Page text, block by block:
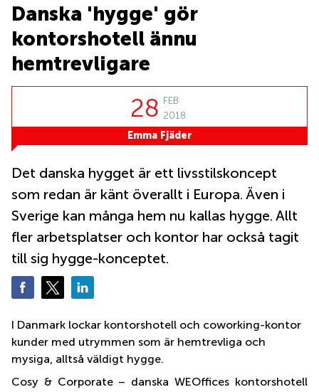
Virtuellt
kontor
Sollentuna
Vasastan
Östermalm
Kontor
Huddinge
lokaler
lokaler
Hägersten
Danska 'hygge' gör
kontorshotell ännu
hemtrevligare
28 FEB
2018
Emma Fjäder
Det danska hygget är ett livsstilskoncept
som redan är känt överallt i Europa. Även i
Sverige kan många hem nu kallas hygge. Allt
fler arbetsplatser och kontor har också tagit
till sig hygge-konceptet.
I Danmark lockar kontorshotell och coworking-kontor
kunder med utrymmen som är hemtrevliga och
mysiga, alltså väldigt hygge.
Cosy & Corporate – danska WEOffices kontorshotell